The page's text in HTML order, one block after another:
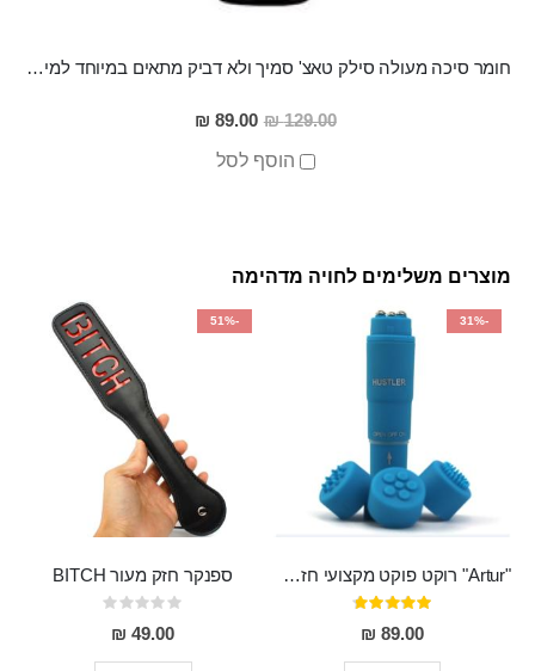
חומר סיכה מעולה סילק טאצ' סמיך ולא דביק מתאים במיוחד למין אנאלי
129.00 ₪
מחיר
מבצע
89.00 ₪
הוסף לסל
מוצרים משלימים לחויה מדהימה
-31%
"Artur" רוקט פוקט מקצועי חזק במיוחד
דירוג:
95%
89.00 ₪
-51%
ספנקר חזק מעור BITCH
Rating:
0%
49.00 ₪